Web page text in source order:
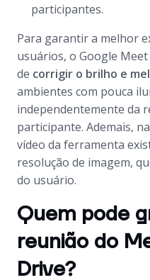
participantes.
Para garantir a melhor
usuários, o Google
de corrigir o brilho e
ambientes com pouca
independentemente da
participante. Ademais,
vídeo da ferramenta
resolução de imagem,
do usuário.
Quem pode
reunião do
Drive?